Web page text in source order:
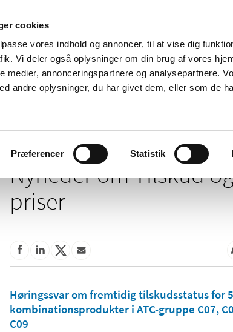
cookies
vores indhold og annoncer, til at vise dig
Vi deler også oplysninger om din brug af vores
medier, annonceringspartnere og analysepartnere.
andre oplysninger, du har givet dem, eller som de
Præferencer Statistik
Nyheder Om os
og
Tilskud og
Apoteker og salg
Nyheder om Tilskud
priser
Høringssvar om fremtidig tilskudsstatus for 5
kombinationsprodukter i ATC-gruppe C07,
C09